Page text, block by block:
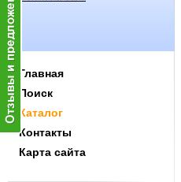
Главная
Поиск
Каталог
Контакты
Карта сайта